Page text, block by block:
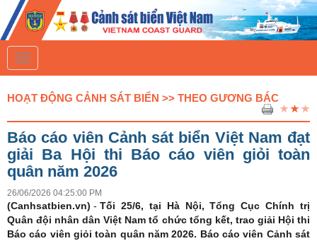
T
o
g
l
a
v
i
g
t
i
o
HOẠT ĐỘNG CẢNH SÁT BIỂN >> THEO GƯƠNG BÁC
Báo cáo viên Cảnh sát biển Việt Nam đạt
giải Ba Hội thi Báo cáo viên giỏi toàn
quân năm 2026
26/06/2026 04:25:00 PM
(Canhsatbien.vn) - Tối 25/6, tại Hà Nội, Tổng Cục Chính trị
Quân đội nhân dân Việt Nam tổ chức tổng kết, trao giải Hội thi
Báo cáo viên giỏi toàn quân năm 2026. Báo cáo viên Cảnh sát